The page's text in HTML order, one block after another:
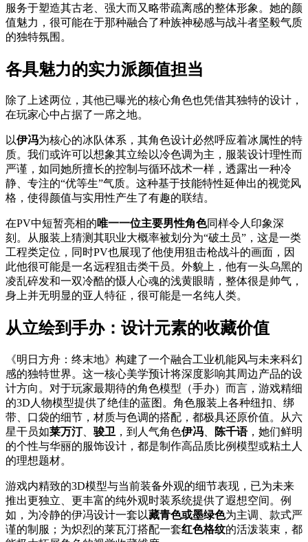
服务于塑造其古老、强大而又略带疏离感的整体形象。她的颜
值魅力，很可能在于那种融合了种族神秘感与战斗者坚毅气质
的独特氛围。
各具魅力的实力派颜值担当
除了上述两位，其他已曝光的核心角色也凭借其独特的设计，
在玩家心中占据了一席之地。
以伊冯为核心的冰队体系，其角色设计必然呼应着冰属性的特
质。我们或许可以想象其立绘以冷色调为主，服装设计理性而
严谨，如同她所擅长的控制与循环战术一样，透露出一种冷
静、专注的“优等生”气质。这种基于技能特性延伸出的视觉风
格，使得颜值与实用性产生了有趣的联结。
在PV中短暂亮相的唯一一位主要男性角色同样令人印象深
刻。从服装上猜测其职业大概率被划分为“破土员”，这是一类
工程类定位，同时PV也展现了他使用狙击枪战斗的画面，因
此他很可能是一名远程狙击类干员。外貌上，他有一头乌黑的
凌乱碎发和一双冷酷的慑人心魂的浅黄眼睛，整体很是帅气，
身上并无明显的亚人特征，很可能是一名纯人类。
从立绘到手办：设计元素的收藏价值
《明日方舟：终末地》构建了一个融合工业机能风与未来科幻
感的独特世界。这一核心美学预计将深度影响其周边产品的设
计方向。对于玩家最期待的角色模型（手办）而言，游戏精细
的3D人物模型提供了绝佳的蓝图。角色服装上各种纽扣、绑
带、口袋的细节，材质与色调的搭配，都极具还原价值。从六
星干员如莱万汀、 骏卫 ，到人气角色伊冯 陈千语，她们鲜明
的个性与华丽的服饰设计，都是制作高品质比例模型或粘土人
的理想题材。
游戏内精致的3D模型与当前装备外观的细节表现，已为未来
推出更独立、更丰富的纯外观时装系统提供了遐想空间。例
如，为冷静的伊冯设计一套以藏青色或墨绿色为主调、款式严
谨的制服；为炽烈的莱瓦汀搭配一套红色格纹的活泼装束，都